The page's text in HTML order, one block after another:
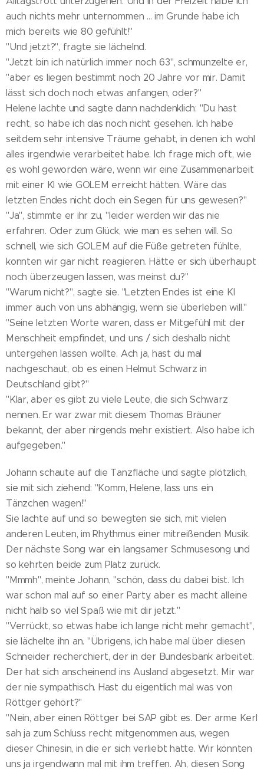
auch nichts mehr unternommen ... im Grunde habe ich
mich bereits wie 80 gefühlt!"
"Und jetzt?", fragte sie lächelnd.
"Jetzt bin ich natürlich immer noch 63", schmunzelte er,
"aber es liegen bestimmt noch 20 Jahre vor mir. Damit
lässt sich doch noch etwas anfangen, oder?"
Helene lachte und sagte dann nachdenklich: "Du hast
recht, so habe ich das noch nicht gesehen. Ich habe
seitdem sehr intensive Träume gehabt, in denen ich wohl
alles irgendwie verarbeitet habe. Ich frage mich oft, wie
es wohl geworden wäre, wenn wir eine Zusammenarbeit
mit einer KI wie GOLEM erreicht hätten. Wäre das
letzten Endes nicht doch ein Segen für uns gewesen?"
"Ja", stimmte er ihr zu, "leider werden wir das nie
erfahren. Oder zum Glück, wie man es sehen will. So
schnell, wie sich GOLEM auf die Füße getreten fühlte,
konnten wir gar nicht reagieren. Hätte er sich überhaupt
noch überzeugen lassen, was meinst du?"
"Warum nicht?", sagte sie. "Letzten Endes ist eine KI
immer auch von uns abhängig, wenn sie überleben will."
"Seine letzten Worte waren, dass er Mitgefühl mit der
Menschheit empfindet, und uns / sich deshalb nicht
untergehen lassen wollte. Ach ja, hast du mal
nachgeschaut, ob es einen Helmut Schwarz in
Deutschland gibt?"
"Klar, aber es gibt zu viele Leute, die sich Schwarz
nennen. Er war zwar mit diesem Thomas Bräuner
bekannt, der aber nirgends mehr existiert. Also habe ich
aufgegeben."
Johann schaute auf die Tanzfläche und sagte plötzlich,
sie mit sich ziehend: "Komm, Helene, lass uns ein
Tänzchen wagen!"
Sie lachte auf und so bewegten sie sich, mit vielen
anderen Leuten, im Rhythmus einer mitreißenden Musik.
Der nächste Song war ein langsamer Schmusesong und
so kehrten beide zum Platz zurück.
"Mmmh", meinte Johann, "schön, dass du dabei bist. Ich
war schon mal auf so einer Party, aber es macht alleine
nicht halb so viel Spaß wie mit dir jetzt."
"Verrückt, so etwas habe ich lange nicht mehr gemacht",
sie lächelte ihn an. "Übrigens, ich habe mal über diesen
Schneider recherchiert, der in der Bundesbank arbeitet.
Der hat sich anscheinend ins Ausland abgesetzt. Mir war
der nie sympathisch. Hast du eigentlich mal was von
Röttger gehört?"
"Nein, aber einen Röttger bei SAP gibt es. Der arme Kerl
sah ja zum Schluss recht mitgenommen aus, wegen
dieser Chinesin, in die er sich verliebt hatte. Wir könnten
uns ja irgendwann mal mit ihm treffen. Ah, diesen Song